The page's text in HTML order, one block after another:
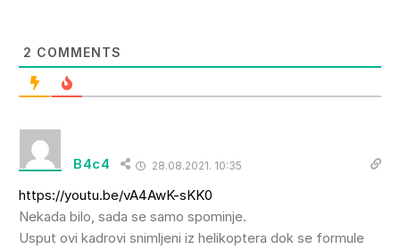
2 COMMENTS
B4c4 28.08.2021. 10:35
https://youtu.be/vA4AwK-sKK0
Nekada bilo, sada se samo spominje.
Usput ovi kadrovi snimljeni iz helikoptera dok se formule